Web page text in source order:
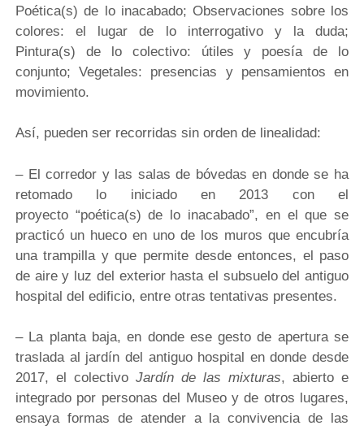
Poética(s) de lo inacabado; Observaciones sobre los
colores: el lugar de lo interrogativo y la duda;
Pintura(s) de lo colectivo: útiles y poesía de lo
conjunto; Vegetales: presencias y pensamientos en
movimiento.
Así, pueden ser recorridas sin orden de linealidad:
– El corredor y las salas de bóvedas en donde se ha
retomado lo iniciado en 2013 con el
proyecto “poética(s) de lo inacabado”, en el que se
practicó un hueco en uno de los muros que encubría
una trampilla y que permite desde entonces, el paso
de aire y luz del exterior hasta el subsuelo del antiguo
hospital del edificio, entre otras tentativas presentes.
– La planta baja, en donde ese gesto de apertura se
traslada al jardín del antiguo hospital en donde desde
2017, el colectivo Jardín de las mixturas, abierto e
integrado por personas del Museo y de otros lugares,
ensaya formas de atender a la convivencia de las